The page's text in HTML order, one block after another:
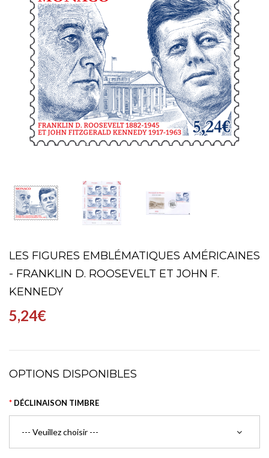
LES FIGURES EMBLÉMATIQUES AMÉRICAINES
- FRANKLIN D. ROOSEVELT ET JOHN F.
KENNEDY
5,24€
OPTIONS DISPONIBLES
DÉCLINAISON TIMBRE